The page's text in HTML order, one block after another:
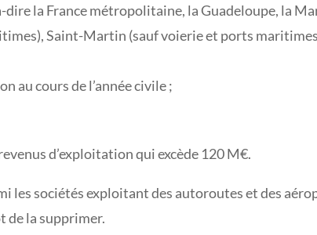
la France métropolitaine, la Guadeloupe, la
Saint-Martin (sauf voierie et ports
au cours de l’année civile ;
d’exploitation qui excède 120 M€.
les sociétés exploitant des autoroutes et des
de la supprimer.